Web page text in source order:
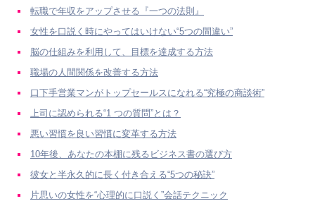
転職で年収をアップさせる『一つの法則』
女性を口説く時にやってはいけない“5つの間違い”
脳の仕組みを利用して、目標を達成する方法
職場の人間関係を改善する方法
口下手営業マンがトップセールスになれる“究極の商談術”
上司に認められる“1 つの質問”とは？
悪い習慣を良い習慣に変革する方法
10年後、あなたの本棚に残るビジネス書の選び方
彼女と半永久的に長く付き合える“5つの秘訣”
片思いの女性を“心理的に口説く”会話テクニック